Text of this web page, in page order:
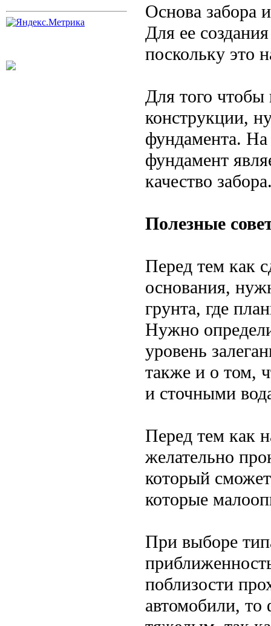
Основа забора
Для ее
поскольку это
Для того чтобы
конструкции,
фундамента. На
фундамент
качество
Полезные
Перед тем как
основания,
грунта, где
Нужно
уровень
также и о том,
и сточными
Перед тем как
желательно
который
которые
При выборе
поблизости
автомобили, то